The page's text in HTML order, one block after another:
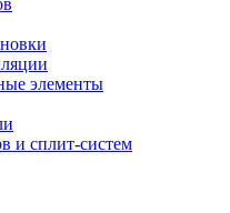
элементы
и сплит-систем